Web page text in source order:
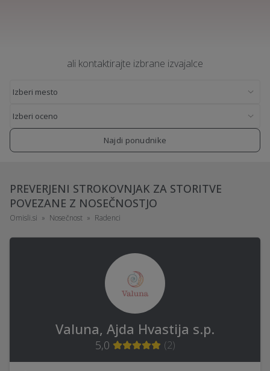
ali kontaktirajte izbrane izvajalce
Najdi ponudnike
PREVERJENI STROKOVNJAK ZA STORITVE
POVEZANE Z NOSEČNOSTJO
Omisli.si Nosečnost Radenci
Valuna, Ajda Hvastija s.p.
5,0 (2)